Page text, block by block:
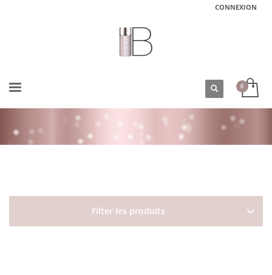
CONNEXION
Filter les produits